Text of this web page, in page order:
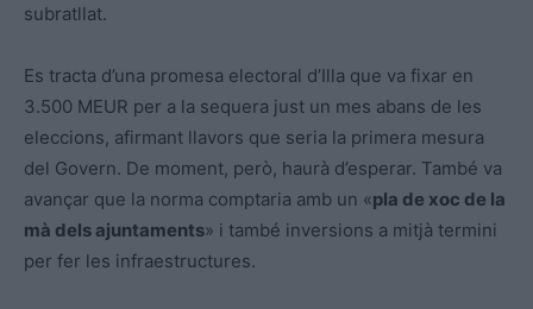
subratllat.
Es tracta d’una promesa electoral d’Illa que va fixar en
3.500 MEUR per a la sequera just un mes abans de les
eleccions, afirmant llavors que seria la primera mesura
del Govern. De moment, però, haurà d’esperar. També va
avançar que la norma comptaria amb un «pla de xoc de la
mà dels ajuntaments» i també inversions a mitjà termini
per fer les infraestructures.